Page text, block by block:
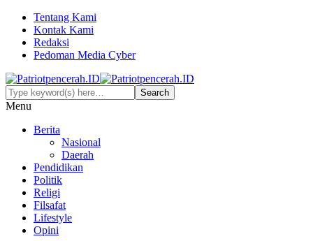
Tentang Kami
Kontak Kami
Redaksi
Pedoman Media Cyber
Menu
Berita
Nasional
Daerah
Pendidikan
Politik
Religi
Filsafat
Lifestyle
Opini